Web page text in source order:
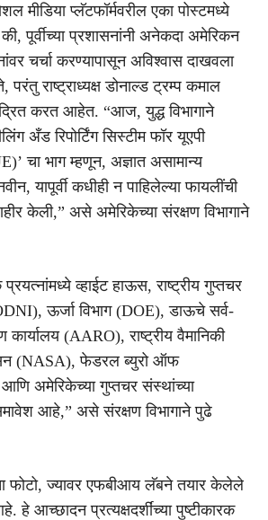
मीडिया प्लॅटफॉर्मवरील एका पोस्टमध्ये
पूर्वीच्या प्रशासनांनी अनेकदा अमेरिकन
चर्चा करण्यापासून अविश्वास दाखवला
परंतु राष्ट्राध्यक्ष डोनाल्ड ट्रम्प कमाल
करत आहेत. “आज, युद्ध विभागाने
अँड रिपोर्टिंग सिस्टीम फॉर यूएपी
चा भाग म्हणून, अज्ञात असामान्य
यापूर्वी कधीही न पाहिलेल्या फायलींची
केली,” असे अमेरिकेच्या संरक्षण विभागाने
व्हाईट हाऊस, राष्ट्रीय गुप्तचर
ऊर्जा विभाग (DOE), डाऊचे सर्व-
कार्यालय (AARO), राष्ट्रीय वैमानिकी
(NASA), फेडरल ब्युरो ऑफ
अमेरिकेच्या गुप्तचर संस्थांच्या
आहे,” असे संरक्षण विभागाने पुढे
फोटो, ज्यावर एफबीआय लॅबने तयार केलेले
हे आच्छादन प्रत्यक्षदर्शींच्या पुष्टीकारक